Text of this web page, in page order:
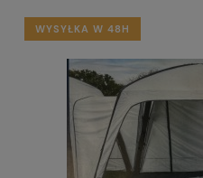
WYSYŁKA W 48H